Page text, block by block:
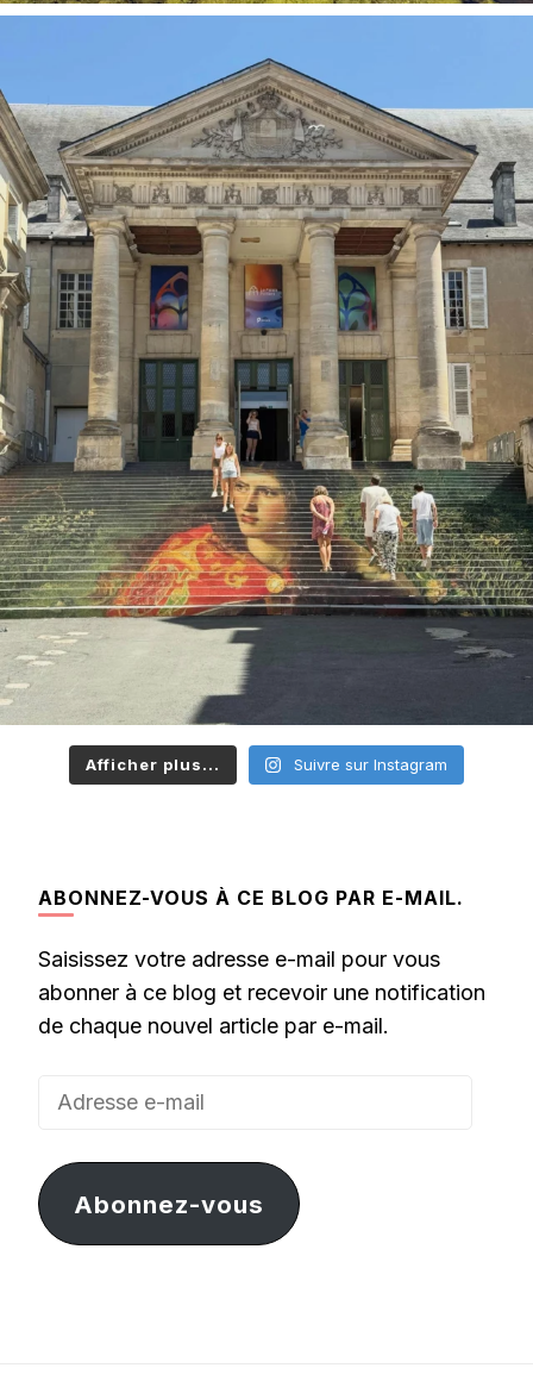
Afficher plus... Suivre sur Instagram
ABONNEZ-VOUS À CE BLOG PAR E-MAIL.
Saisissez votre adresse e-mail pour vous
abonner à ce blog et recevoir une notification
de chaque nouvel article par e-mail.
Adresse
mail
Abonnez-vous